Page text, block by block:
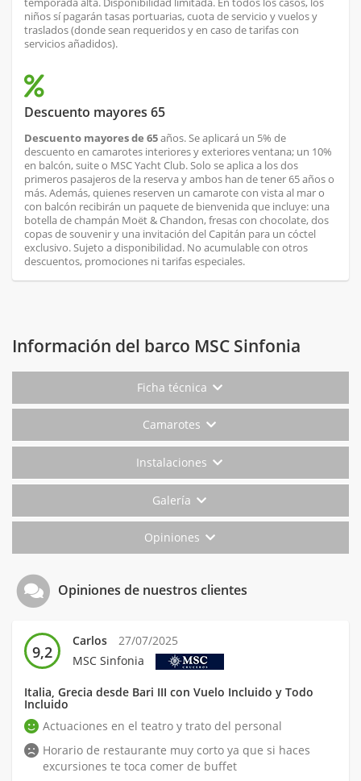
niños sí pagarán tasas portuarias, cuota de servicio y vuelos y
traslados (donde sean requeridos y en caso de tarifas con
servicios añadidos).
Descuento mayores 65
Descuento mayores de 65años. Se aplicará un 5% de
descuento en camarotes interiores y exteriores ventana; un 10%
en balcón, suite o MSC Yacht Club. Solo se aplica a los dos
primeros pasajeros de la reserva y ambos han de tener 65 años o
más. Además, quienes reserven un camarote con vista al mar o
con balcón recibirán un paquete de bienvenida que incluye: una
botella de champán Moët & Chandon, fresas con chocolate, dos
copas de souvenir y una invitación del Capitán para un cóctel
exclusivo. Sujeto a disponibilidad. No acumulable con otros
descuentos, promociones ni tarifas especiales.
Información del barco MSC Sinfonia
Ficha técnica
Camarotes
Instalaciones
Galería
Opiniones
Opiniones de nuestros clientes
9,2
Carlos
27/07/2025
MSC Sinfonia
Italia, Grecia desde Bari III con Vuelo Incluido y Todo
Incluido
Actuaciones en el teatro y trato del personal
Horario de restaurante muy corto ya que si haces
excursiones te toca comer de buffet